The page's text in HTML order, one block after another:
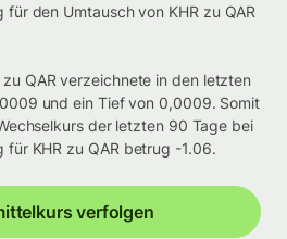
den Umtausch von KHR zu QAR
QAR verzeichnete in den letzten
und ein Tief von 0,0009. Somit
der letzten 90 Tage bei
KHR zu QAR betrug -1.06.
verfolgen